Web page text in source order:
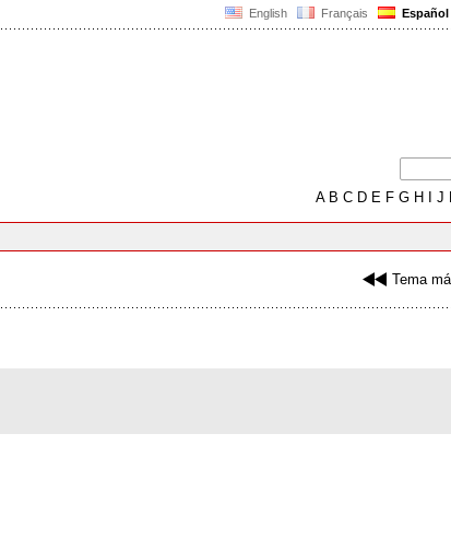
English Français Español
AB C D E F G H J
Tema